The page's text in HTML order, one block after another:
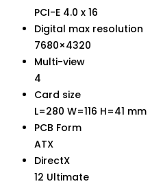
PCI-E 4.0 x 16
Digital max resolution
7680×4320
Multi-view
4
Card size
L=280 W=116 H=41 mm
PCB Form
ATX
DirectX
12 Ultimate